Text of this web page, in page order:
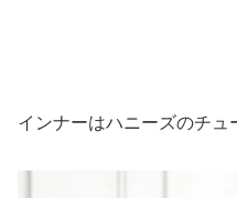
インナーはハニーズのチュ